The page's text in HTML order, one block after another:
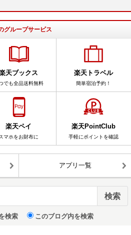
グループサービス
天ブックス
でも全品送料無料
楽天トラベル
簡単宿泊予約！
楽天ペイ
マホをお財布に
楽天PointClub
手軽にポイントを確認
アプリ一覧
検索 このブログ内を検索